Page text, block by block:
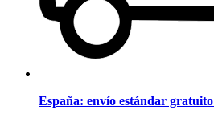
España: envío estándar gratuito